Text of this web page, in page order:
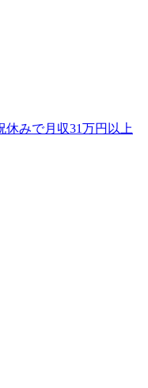
休みで月収31万円以上